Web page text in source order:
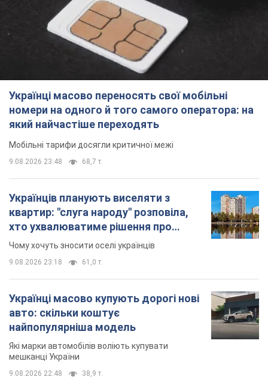
Українці масово переносять свої мобільні
номери на одного й того самого оператора: на
який найчастіше переходять
Мобільні тарифи досягли критичної межі
9.08.2026 23:48 68,7 т.
Українців планують виселяти з
квартир: "слуга народу" розповіла,
хто ухвалюватиме рішення про
знесення будинків
Чому хочуть зносити оселі українців
9.08.2026 23:18 61,0 т.
Українці масово купують дорогі нові
авто: скільки коштує
найпопулярніша модель
Які марки автомобілів воліють купувати
мешканці України
9.08.2026 22:48 38,9 т.